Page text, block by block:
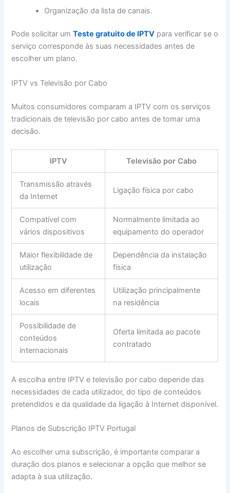
Organização da lista de canais.
Pode solicitar umTeste gratuito de IPTV para verificar se o
serviço corresponde às suas necessidades antes de
escolher um plano.
IPTV vs Televisão por Cabo
Muitos consumidores comparam a IPTV com os serviços
tradicionais de televisão por cabo antes de tomar uma
decisão.
IPTV Televisão por Cabo
Transmissão através
da Internet
Ligação física por cabo
Compatível com
vários dispositivos
Normalmente limitada ao
equipamento do operador
Maior flexibilidade de
utilização
Dependência da instalação
física
Acesso em diferentes
locais
Utilização principalmente
na residência
Possibilidade de
conteúdos
internacionais
Oferta limitada ao pacote
contratado
A escolha entre IPTV e televisão por cabo depende das
necessidades de cada utilizador, do tipo de conteúdos
pretendidos e da qualidade da ligação à Internet disponível.
Planos de Subscrição IPTV Portugal
Ao escolher uma subscrição, é importante comparar a
duração dos planos e selecionar a opção que melhor se
adapta à sua utilização.